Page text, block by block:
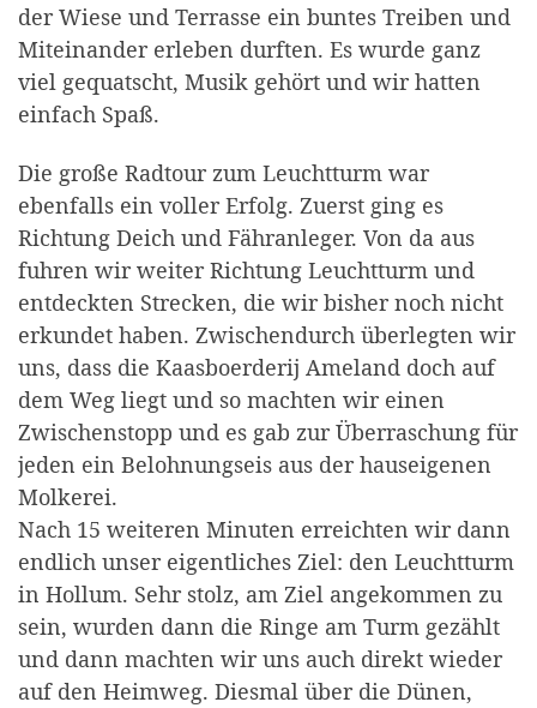
der Wiese und Terrasse ein buntes Treiben und
Miteinander erleben durften. Es wurde ganz
viel gequatscht, Musik gehört und wir hatten
einfach Spaß.
Die große Radtour zum Leuchtturm war
ebenfalls ein voller Erfolg. Zuerst ging es
Richtung Deich und Fähranleger. Von da aus
fuhren wir weiter Richtung Leuchtturm und
entdeckten Strecken, die wir bisher noch nicht
erkundet haben. Zwischendurch überlegten wir
uns, dass die Kaasboerderij Ameland doch auf
dem Weg liegt und so machten wir einen
Zwischenstopp und es gab zur Überraschung für
jeden ein Belohnungseis aus der hauseigenen
Molkerei.
Nach 15 weiteren Minuten erreichten wir dann
endlich unser eigentliches Ziel: den Leuchtturm
in Hollum. Sehr stolz, am Ziel angekommen zu
sein, wurden dann die Ringe am Turm gezählt
und dann machten wir uns auch direkt wieder
auf den Heimweg. Diesmal über die Dünen,